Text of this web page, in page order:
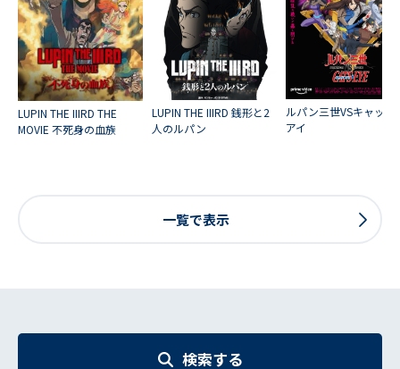
LUPIN THE IIIRD THE
MOVIE 不死身の血族
LUPIN THE IIIRD 銭形と2
人のルパン
ルパン三世VSキャッツ
アイ
一覧で表示
検索する